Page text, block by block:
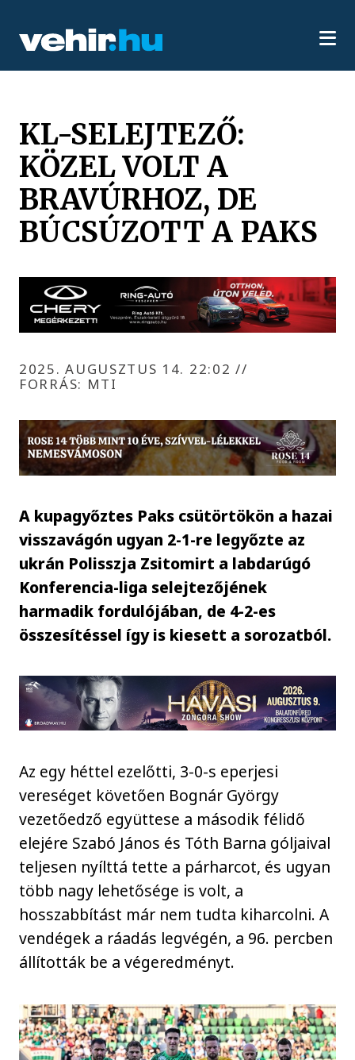
KL-SELEJTEZŐ:
KÖZEL VOLT A
BRAVÚRHOZ, DE
BÚCSÚZOTT A PAKS
2025. AUGUSZTUS 14. 22:02//
FORRÁS: MTI
A kupagyőztes Paks csütörtökön a hazai
visszavágón ugyan 2-1-re legyőzte az
ukrán Polisszja Zsitomirt a labdarúgó
Konferencia-liga selejtezőjének
harmadik fordulójában, de 4-2-es
összesítéssel így is kiesett a sorozatból.
Az egy héttel ezelőtti, 3-0-s eperjesi
vereséget követően Bognár György
vezetőedző együttese a második félidő
elejére Szabó János és Tóth Barna góljaival
teljesen nyílttá tette a párharcot, és ugyan
több nagy lehetősége is volt, a
hosszabbítást már nem tudta kiharcolni. A
vendégek a ráadás legvégén, a 96. percben
állították be a végeredményt.